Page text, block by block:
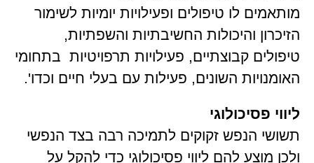
מותאמים לו טיפולים ופעילויות יומיות לשימור
הזיכרון והיכולות החשיבתיות והשפתיות,
טיפולים קבוצתיים, פעילויות תרפויטיות בתחומי
האומנויות השונים, פעילות עם בעלי חיים וכדו'.
ליווי פסיכולוגי
תשושי הנפש זקוקים לתמיכה רבה בצד הנפשי
ולכן מוצע להם ליווי פסיכולוגי כדי להקל על